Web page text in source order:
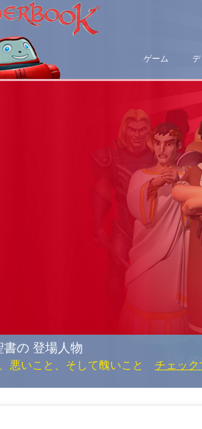
ゲーム
書の 登場人物
悪いこと、そして醜いこと チェッ